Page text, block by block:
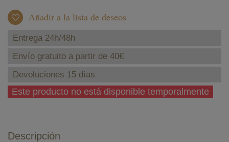
Añadir a la lista de deseos
Entrega 24h/48h
Envío gratuito a partir de 40€
Devoluciones 15 días
Este producto no está disponible temporalmente
Descripción